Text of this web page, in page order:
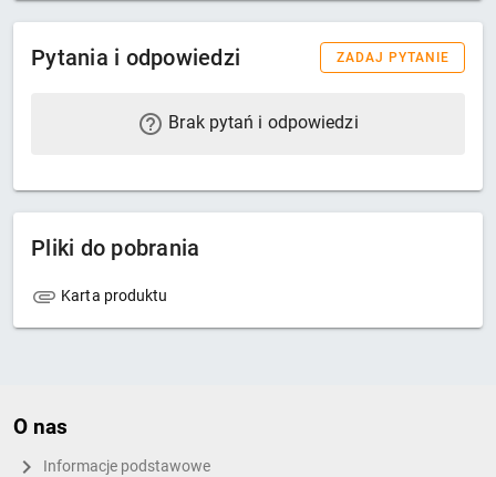
Pytania i odpowiedzi ZADAJ PYTANIE
Brak pytań i odpowiedzi
Pliki do pobrania
Karta produktu
O nas
Informacje podstawowe